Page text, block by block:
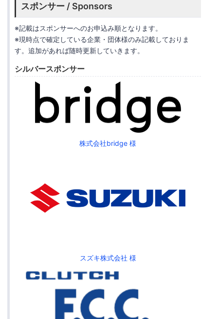
スポンサー / Sponsors
※記載はスポンサーへのお申込み順となります。
※現時点で確定している企業・団体様のみ記載しておりま
す。追加があれば随時更新していきます。
シルバースポンサー
株式会社bridge 様
スズキ株式会社 様